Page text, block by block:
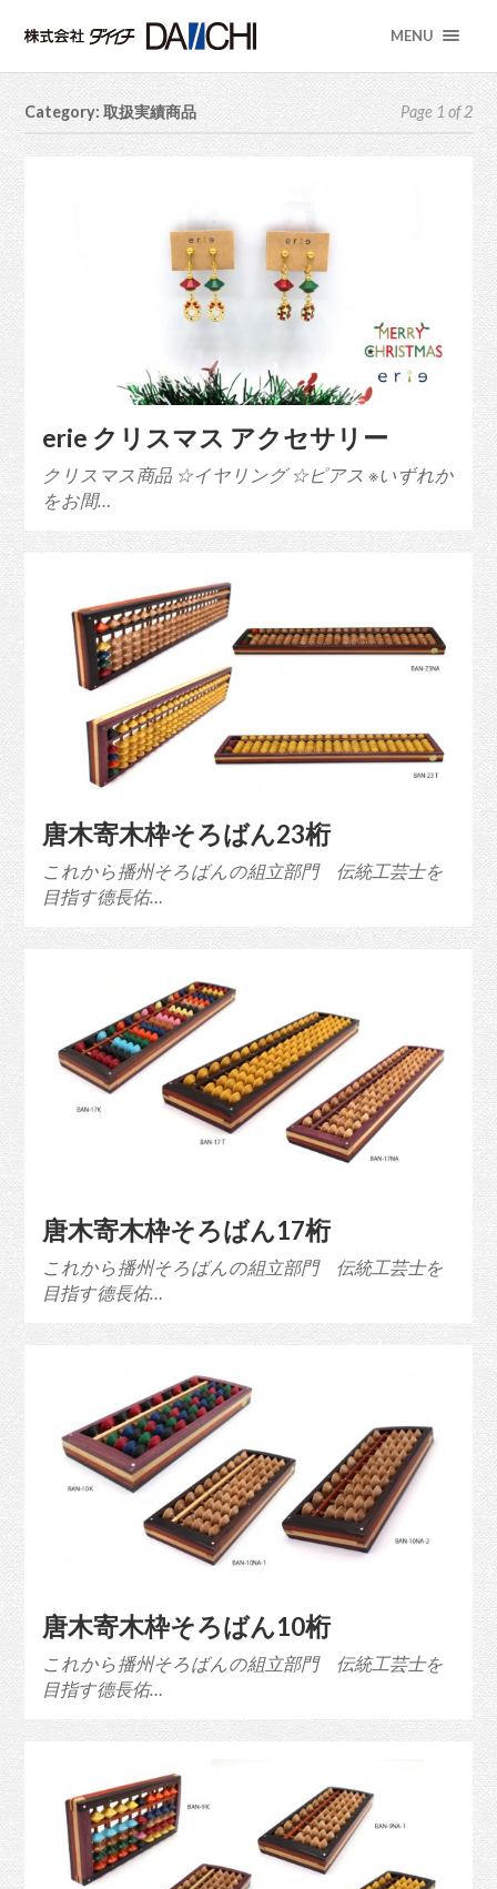
MENU
Category: 取扱実績商品 Page 1 of 2
erie クリスマス アクセサリー
クリスマス商品 ☆イヤリング ☆ピアス ※いずれか
をお間…
唐木寄木枠そろばん23桁
これから播州そろばんの組立部門 伝統工芸士を
目指す德長佑…
唐木寄木枠そろばん17桁
これから播州そろばんの組立部門 伝統工芸士を
目指す德長佑…
唐木寄木枠そろばん10桁
これから播州そろばんの組立部門 伝統工芸士を
目指す德長佑…